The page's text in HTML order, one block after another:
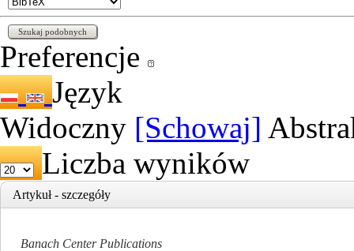
Preferencje
Język
Widoczny [Schowaj]
Liczba wyników
Artykuł - szczegóły
Banach Center Publications